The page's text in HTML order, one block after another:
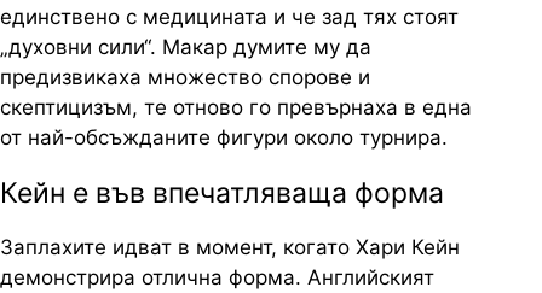
единствено с медицината и че зад тях стоят
„духовни сили“. Макар думите му да
предизвикаха множество спорове и
скептицизъм, те отново го превърнаха в една
от най-обсъжданите фигури около турнира.
Кейн е във впечатляваща форма
Заплахите идват в момент, когато Хари Кейн
демонстрира отлична форма. Английският